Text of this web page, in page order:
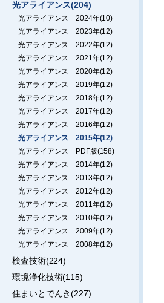
光アライアンス(204)
光アライアンス 2024年(10)
光アライアンス 2023年(12)
光アライアンス 2022年(12)
光アライアンス 2021年(12)
光アライアンス 2020年(12)
光アライアンス 2019年(12)
光アライアンス 2018年(12)
光アライアンス 2017年(12)
光アライアンス 2016年(12)
光アライアンス 2015年(12)
光アライアンス PDF版(158)
光アライアンス 2014年(12)
光アライアンス 2013年(12)
光アライアンス 2012年(12)
光アライアンス 2011年(12)
光アライアンス 2010年(12)
光アライアンス 2009年(12)
光アライアンス 2008年(12)
検査技術(224)
環境浄化技術(115)
住まいとでんき(227)